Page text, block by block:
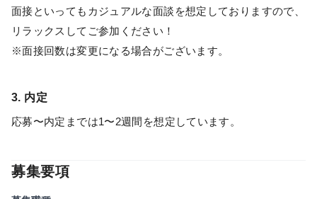
面接といってもカジュアルな面談を想定しておりますので、
リラックスしてご参加ください！
※面接回数は変更になる場合がございます。
3. 内定
応募〜内定までは1〜2週間を想定しています。
募集要項